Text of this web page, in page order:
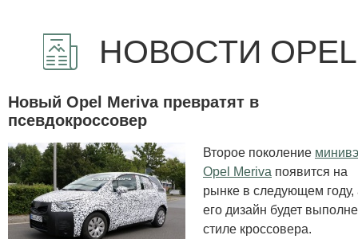
НОВОСТИ
Новый Opel Meriva превратят в
псевдокроссовер
Второе поколение
Opel Meriva появится на
рынке в следующем году,
его дизайн будет
стиле кроссовера.